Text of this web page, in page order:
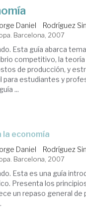
Daniel Rodríguez
Barcelona, 2007
Esta guía abarca
competitivo, la
de producción, y
para estudiantes y
...
la economía
Daniel Rodríguez
Barcelona, 2007
Esta es una guía
Presenta los
un repaso general de